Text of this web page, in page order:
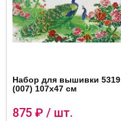
Набор для вышивки 5319
(007) 107х47 см
875 ₽ / шт.